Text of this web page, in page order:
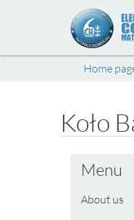
Home
Koło
Menu
About us